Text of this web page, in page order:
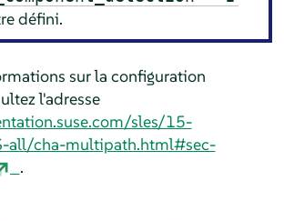
défini.
sur la configuration
l'adresse
sles/15-
all/cha-multipath.html#sec-
.